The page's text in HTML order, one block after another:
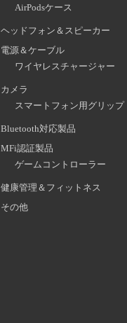
AirPodsケース
ヘッドフォン＆スピーカー
電源＆ケーブル
ワイヤレスチャージャー
カメラ
スマートフォン用グリップ
Bluetooth対応製品
MFi認証製品
ゲームコントローラー
健康管理＆フィットネス
その他